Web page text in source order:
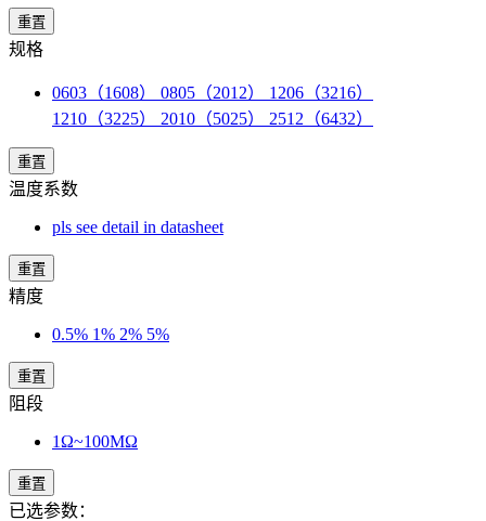
重置
规格
0603（1608） 0805（2012） 1206（3216）
1210（3225） 2010（5025） 2512（6432）
重置
温度系数
pls see detail in datasheet
重置
精度
0.5% 1% 2% 5%
重置
阻段
1Ω~100MΩ
重置
已选参数：